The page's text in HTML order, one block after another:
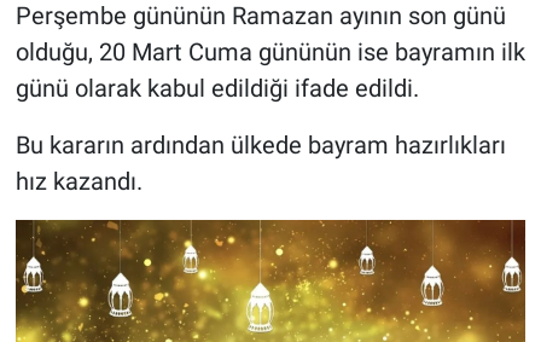
Perşembe gününün Ramazan ayının son günü
olduğu, 20 Mart Cuma gününün ise bayramın ilk
günü olarak kabul edildiği ifade edildi.
Bu kararın ardından ülkede bayram hazırlıkları
hız kazandı.